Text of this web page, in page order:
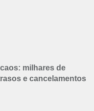
milhares de
e cancelamentos